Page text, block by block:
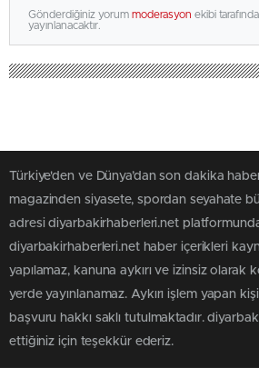
Gönderdiğiniz yorum moderasyon ekibi
yayınlanacaktır.
Türkiye'den ve Dünya’dan son dakika
magazinden siyasete, spordan seyahate
adresi diyarbakirhaberleri.net
diyarbakirhaberleri.net haber içerikleri
yapılamaz, kanuna aykırı ve izinsiz olarak
yerde yayınlanamaz. Aykırı işlem yapan
başvuru hakkı saklı tutulmaktadır.
ettiğiniz için teşekkür ederiz.